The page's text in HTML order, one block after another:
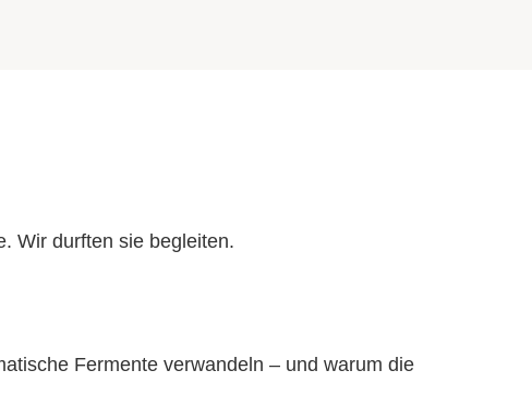
Wir durften sie begleiten.
Fermente verwandeln – und warum die